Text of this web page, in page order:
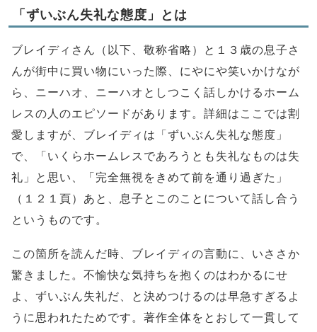
「ずいぶん失礼な態度」とは
ブレイディさん（以下、敬称省略）と１３歳の息子さ
んが街中に買い物にいった際、にやにや笑いかけなが
ら、ニーハオ、ニーハオとしつこく話しかけるホーム
レスの人のエピソードがあります。詳細はここでは割
愛しますが、ブレイディは「ずいぶん失礼な態度」
で、「いくらホームレスであろうとも失礼なものは失
礼」と思い、「完全無視をきめて前を通り過ぎた」
（１２１頁）あと、息子とこのことについて話し合う
というものです。
この箇所を読んだ時、ブレイディの言動に、いささか
驚きました。不愉快な気持ちを抱くのはわかるにせ
よ、ずいぶん失礼だ、と決めつけるのは早急すぎるよ
うに思われたためです。著作全体をとおして一貫して